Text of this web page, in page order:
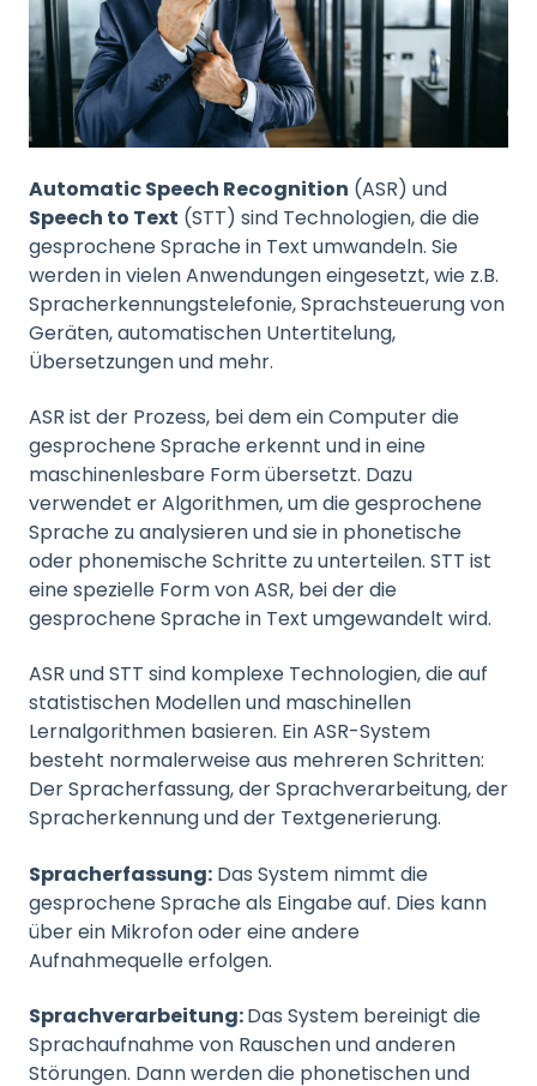
Automatic Speech Recognition (ASR) und
Speech to Text (STT) sind Technologien, die die
gesprochene Sprache in Text umwandeln. Sie
werden in vielen Anwendungen eingesetzt, wie z.B.
Spracherkennungstelefonie, Sprachsteuerung von
Geräten, automatischen Untertitelung,
Übersetzungen und mehr.
ASR ist der Prozess, bei dem ein Computer die
gesprochene Sprache erkennt und in eine
maschinenlesbare Form übersetzt. Dazu
verwendet er Algorithmen, um die gesprochene
Sprache zu analysieren und sie in phonetische
oder phonemische Schritte zu unterteilen. STT ist
eine spezielle Form von ASR, bei der die
gesprochene Sprache in Text umgewandelt wird.
ASR und STT sind komplexe Technologien, die auf
statistischen Modellen und maschinellen
Lernalgorithmen basieren. Ein ASR-System
besteht normalerweise aus mehreren Schritten:
Der Spracherfassung, der Sprachverarbeitung, der
Spracherkennung und der Textgenerierung.
Spracherfassung: Das System nimmt die
gesprochene Sprache als Eingabe auf. Dies kann
über ein Mikrofon oder eine andere
Aufnahmequelle erfolgen.
Sprachverarbeitung:Das System bereinigt die
Sprachaufnahme von Rauschen und anderen
Störungen. Dann werden die phonetischen und